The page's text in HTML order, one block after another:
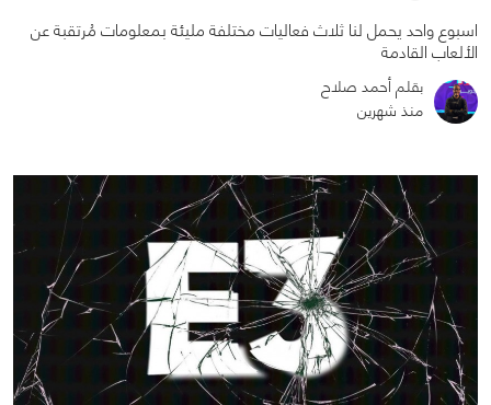
اسبوع واحد يحمل لنا ثلاث فعاليات مختلفة مليئة بمعلومات مُرتقبة عن
الألعاب القادمة
بقلم أحمد صلاح
منذ شهرين